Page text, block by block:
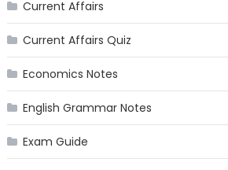
Current Affairs
Current Affairs Quiz
Economics Notes
English Grammar Notes
Exam Guide